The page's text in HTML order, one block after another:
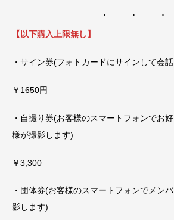
【以下購入上限無し】
・サイン券(フォトカードにサインして会
￥1650円
・自撮り券(お客様のスマートフォンでお
様が撮影します)
￥3,300
・団体券(お客様のスマートフォンでメン
影します)